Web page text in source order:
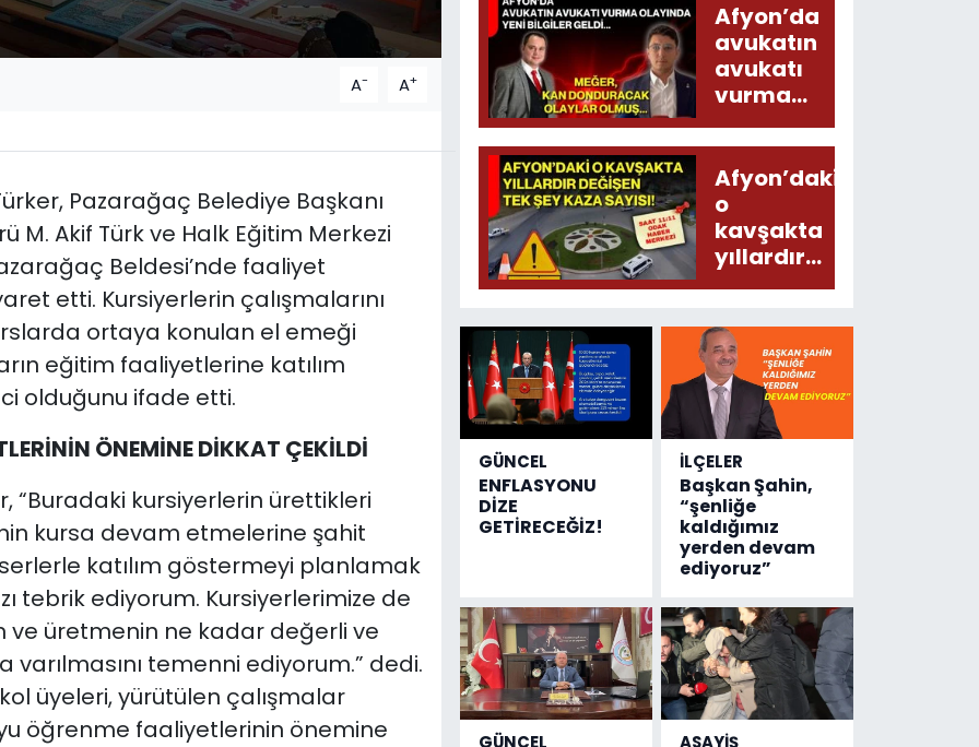
A- A+
Pazarağaç Belediye Başkanı
M. Akif Türk ve Halk Eğitim Merkezi
Beldesi’nde faaliyet
etti. Kursiyerlerin çalışmalarını
ortaya konulan el emeği
eğitim faaliyetlerine katılım
olduğunu ifade etti.
ÖNEMİNE DİKKAT ÇEKİLDİ
“Buradaki kursiyerlerin ürettikleri
kursa devam etmelerine şahit
katılım göstermeyi planlamak
tebrik ediyorum. Kursiyerlerimize de
ve üretmenin ne kadar değerli ve
temenni ediyorum.” dedi.
üyeleri, yürütülen çalışmalar
öğrenme faaliyetlerinin önemine
Afyon’da
avukatın
avukatı
vurma
olayında
yeni bilgiler
geldi...
Meğer, kan
donduracak
olaylar
olmuş...
Afyon’daki
o
kavşakta
yıllardır
değişen
kaza
sayısı!
GÜNCEL
ENFLASYONU
DİZE
GETİRECEĞİZ!
İLÇELER
Başkan Şahin,
“şenliğe
kaldığımız
yerden devam
ediyoruz”
GÜNCEL ASAYİŞ